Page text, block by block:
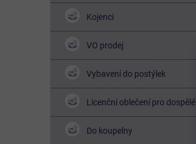
Kojenci
VO prodej
Vybavení do postýlek
Licenční oblečení pro dospělé
Do koupelny